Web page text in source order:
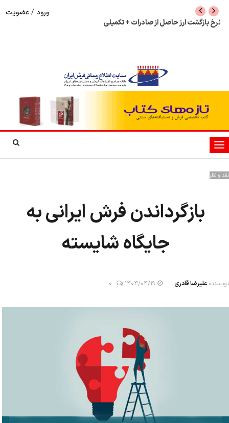
نرخ بازگشت ارز حاصل از صادرات + تکمیلی
ورود /عضویت
تغییر
وضعیت
نقد و نظر
بازگرداندن فرش ایرانی به
جایگاه شایسته
نویسنده علیرضا قادری ۱۴۰۴/۰۴/۱۹ 0